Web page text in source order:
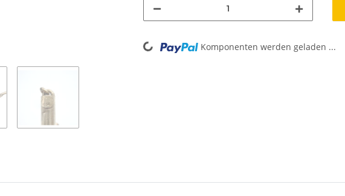
Loading... Komponenten werden geladen ...